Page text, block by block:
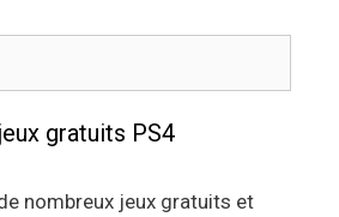
gratuits PS4
nombreux jeux gratuits et